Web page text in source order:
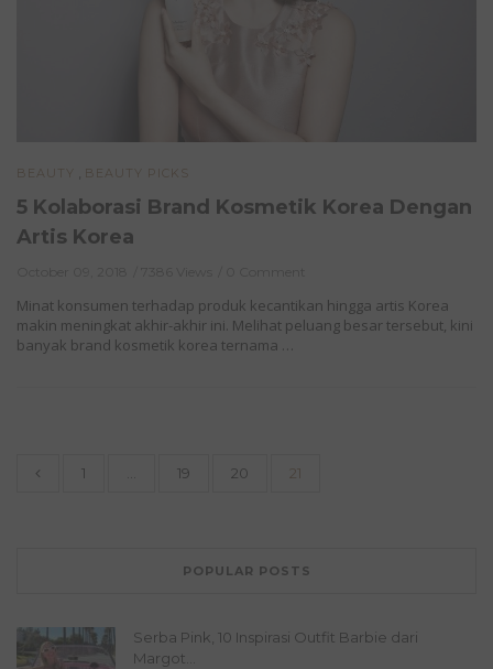
BEAUTY BEAUTY PICKS
5 Kolaborasi Brand Kosmetik Korea Dengan
Artis Korea
Minat konsumen terhadap produk kecantikan hingga artis Korea
makin meningkat akhir-akhir ini. Melihat peluang besar tersebut, kini
banyak brand kosmetik korea ternama …
1 19 20 21
POPULAR POSTS
Serba Pink, 10 Inspirasi Outfit Barbie dari
Margot...